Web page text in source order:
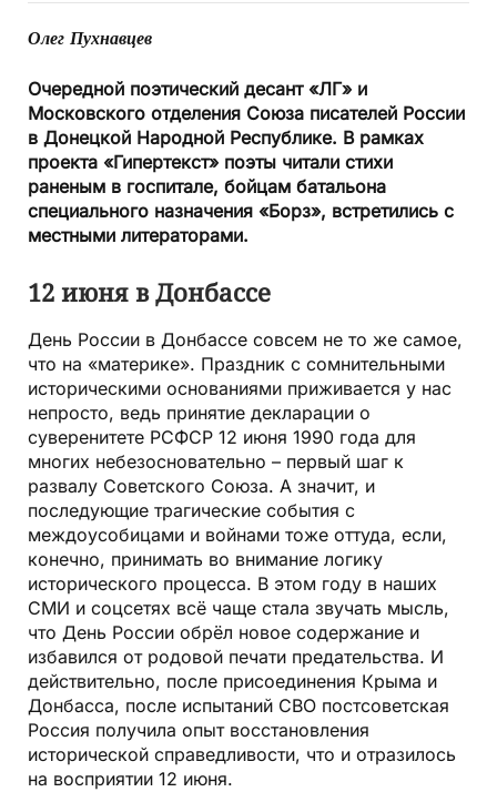
Олег Пухнавцев
Очередной поэтический десант «ЛГ» и
Московского отделения Союза писателей России
в Донецкой Народной Республике. В рамках
проекта «Гипертекст» поэты читали стихи
раненым в госпитале, бойцам батальона
специального назначения «Борз», встретились с
местными литераторами.
12 июня в Донбассе
День России в Донбассе совсем не то же самое,
что на «материке». Праздник с сомнительными
историческими основаниями приживается у нас
непросто, ведь принятие декларации о
суверенитете РСФСР 12 июня 1990 года для
многих небезосновательно – первый шаг к
развалу Советского Союза. А значит, и
последующие трагические события с
междоусобицами и войнами тоже оттуда, если,
конечно, принимать во внимание логику
исторического процесса. В этом году в наших
СМИ и соцсетях всё чаще стала звучать мысль,
что День России обрёл новое содержание и
избавился от родовой печати предательства. И
действительно, после присоединения Крыма и
Донбасса, после испытаний СВО постсоветская
Россия получила опыт восстановления
исторической справедливости, что и отразилось
на восприятии 12 июня.